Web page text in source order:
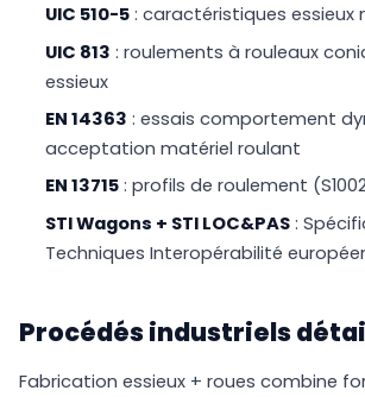
UIC 510-5 : caractéristiques essieux
UIC 813 : roulements à rouleaux
essieux
EN 14363 : essais comportement
acceptation matériel roulant
EN 13715 : profils de roulement
STI Wagons + STI LOC&PAS :
Techniques Interopérabilité
Procédés industriels
Fabrication essieux + roues combine